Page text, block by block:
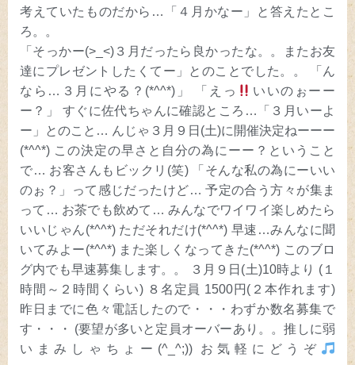
考えていたものだから…「４月かなー」と答えたとこ
ろ。。
「そっかー(>_<)３月だったら良かったな。。またお友
達にプレゼントしたくてー」とのことでした。。 「ん
なら…３月にやる？(*^^*)」 「えっ
いいのぉーー
ー？」 すぐに佐代ちゃんに確認ところ…「３月いーよ
ー」とのこと… んじゃ３月９日(土)に開催決定ねーーー
(*^^*) この決定の早さと自分の為にーー？ということ
で… お客さんもビックリ(笑) 「そんな私の為にーいい
のぉ？」って感じだったけど… 予定の合う方々が集ま
って… お茶でも飲めて… みんなでワイワイ楽しめたら
いいじゃん(*^^*) ただそれだけ(*^^*) 早速…みんなに聞
いてみよー(*^^*) また楽しくなってきた(*^^*) このブロ
グ内でも早速募集します。。 ３月９日(土)10時より (１
時間～２時間くらい) ８名定員 1500円(２本作れます)
昨日までに色々電話したので・・・わずか数名募集で
す・・・ (要望が多いと定員オーバーあり。。推しに弱
いまみしゃちょー(^_^;)) お気軽にどうぞ